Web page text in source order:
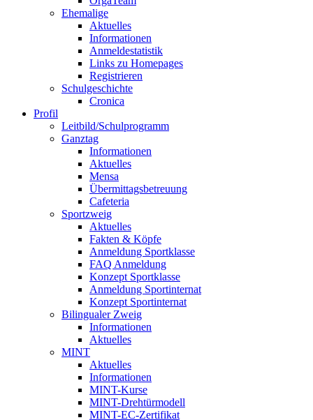
Ehemalige
Aktuelles
Informationen
Anmeldestatistik
Links zu Homepages
Registrieren
Schulgeschichte
Cronica
Profil
Leitbild/Schulprogramm
Ganztag
Informationen
Aktuelles
Mensa
Übermittagsbetreuung
Cafeteria
Sportzweig
Aktuelles
Fakten & Köpfe
Anmeldung Sportklasse
FAQ Anmeldung
Konzept Sportklasse
Anmeldung Sportinternat
Konzept Sportinternat
Bilingualer Zweig
Informationen
Aktuelles
MINT
Aktuelles
Informationen
MINT-Kurse
MINT-Drehtürmodell
MINT-EC-Zertifikat